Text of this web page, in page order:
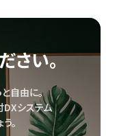
さい。
自由に。
DXシステム
。